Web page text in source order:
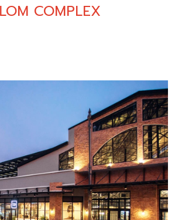
COMPLEX